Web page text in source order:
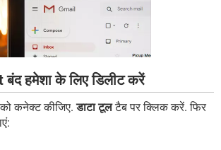
हमेशा के लिए डिलीट करें
को कनेक्ट कीजिए.डाटा टूलटैब पर क्लिक करें. फिर